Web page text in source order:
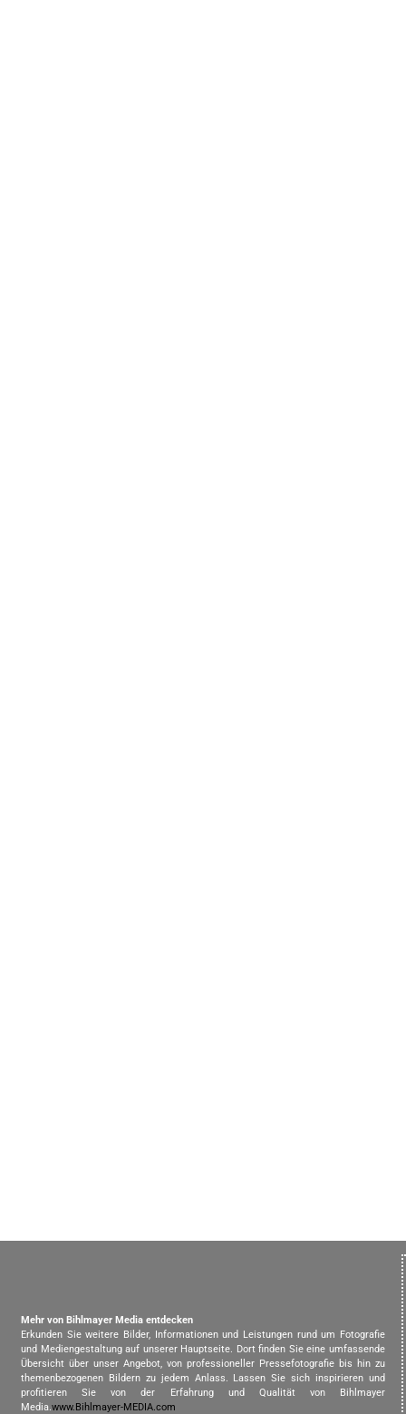
Mehr von Bihlmayer Media entdecken
Erkunden Sie weitere Bilder, Informationen und Leistungen rund um Fotografie
und Mediengestaltung auf unserer Hauptseite. Dort finden Sie eine umfassende
Übersicht über unser Angebot, von professioneller Pressefotografie bis hin zu
themenbezogenen Bildern zu jedem Anlass. Lassen Sie sich inspirieren und
profitieren Sie von der Erfahrung und Qualität von Bihlmayer
Media.www.Bihlmayer-MEDIA.com